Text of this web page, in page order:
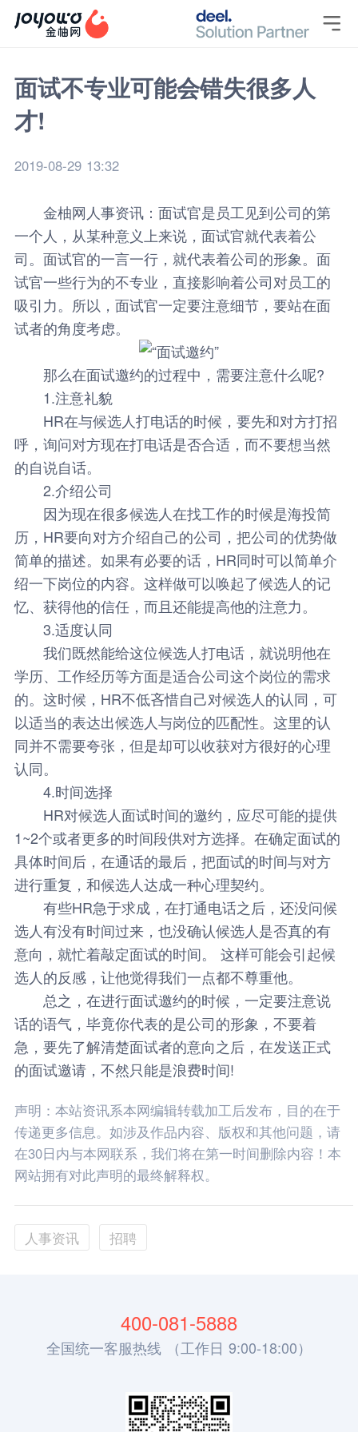

面试不专业可能会错失很多人
才!
2019-08-29 13:32
金柚网 人事资讯：面试官是员工见到公司的第
一个人，从某种意义上来说，面试官就代表着公
司。面试官的一言一行，就代表着公司的形象。面
试官一些行为的不专业，直接影响着公司对员工的
吸引力。所以，面试官一定要注意细节，要站在面
试者的角度考虑。
那么在面试邀约的过程中，需要注意什么呢?
1.注意礼貌
HR在与候选人打电话的时候，要先和对方打招
呼，询问对方现在打电话是否合适，而不要想当然
的自说自话。
2.介绍公司
因为现在很多候选人在找工作的时候是海投简
历，HR要向对方介绍自己的公司，把公司的优势做
简单的描述。如果有必要的话，HR同时可以简单介
绍一下岗位的内容。这样做可以唤起了候选人的记
忆、获得他的信任，而且还能提高他的注意力。
3.适度认同
我们既然能给这位候选人打电话，就说明他在
学历、工作经历等方面是适合公司这个岗位的需求
的。这时候，HR不低吝惜自己对候选人的认同，可
以适当的表达出候选人与岗位的匹配性。这里的认
同并不需要夸张，但是却可以收获对方很好的心理
认同。
4.时间选择
HR对候选人面试时间的邀约，应尽可能的提供
1~2个或者更多的时间段供对方选择。在确定面试的
具体时间后，在通话的最后，把面试的时间与对方
进行重复，和候选人达成一种心理契约。
有些HR急于求成，在打通电话之后，还没问候
选人有没有时间过来，也没确认候选人是否真的有
意向，就忙着敲定面试的时间。 这样可能会引起候
选人的反感，让他觉得我们一点都不尊重他。
总之，在进行面试邀约的时候，一定要注意说
话的语气，毕竟你代表的是公司的形象，不要着
急，要先了解清楚面试者的意向之后，在发送正式
的面试邀请，不然只能是浪费时间!
声明：本站资讯系本网编辑转载加工后发布，目的在于
传递更多信息。如涉及作品内容、版权和其他问题，请
在30日内与本网联系，我们将在第一时间删除内容！本
网站拥有对此声明的最终解释权。
人事资讯 招聘
400-081-5888
全国统一客服热线 （工作日 9:00-18:00）